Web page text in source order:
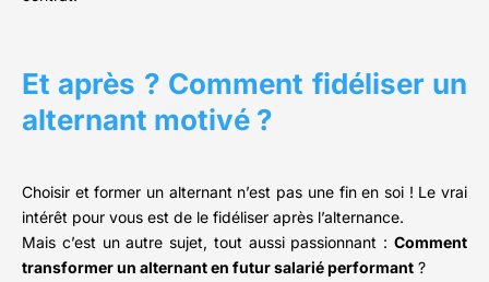
Et après ? Comment fidéliser un
alternant motivé ?
Choisir et former un alternant n’est pas une fin en soi ! Le vrai
intérêt pour vous est de le fidéliser après l’alternance.
Mais c’est un autre sujet, tout aussi passionnant : Comment
transformer un alternant en futur salarié performant ?